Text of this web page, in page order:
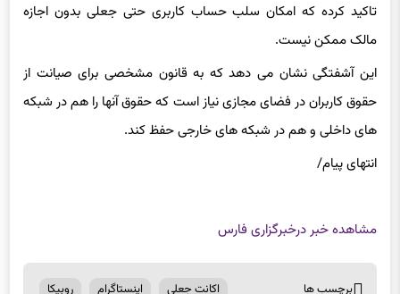
تاکید کرده که امکان سلب حساب کاربری حتی جعلی بدون اجازه
مالک ممکن نیست.
این آشفتگی نشان می دهد که به قانون مشخصی برای صیانت از
حقوق کاربران در فضای مجازی نیاز است که حقوق آنها را هم در شبکه
های داخلی و هم در شبکه های خارجی حفظ کند.
انتهایپیام/
مشاهده خبر درخبرگزاری فارس
برچسب ها اکانت جعلی اینستاگرام روبیکا